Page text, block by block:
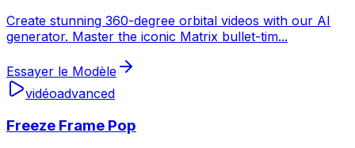
Create stunning 360-degree orbital videos with our AI
generator. Master the iconic Matrix bullet-tim...
Essayer le Modèle
vidéoadvanced
Freeze Frame Pop